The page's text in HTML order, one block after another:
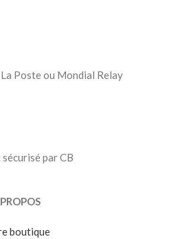
Poste ou Mondial Relay
par CB
boutique